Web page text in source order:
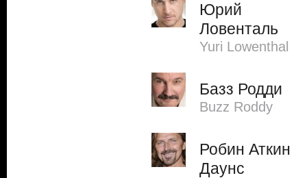
Юрий
Ловенталь
Yuri Lowenthal
Базз Родди
Buzz Roddy
Робин Аткин
Даунс